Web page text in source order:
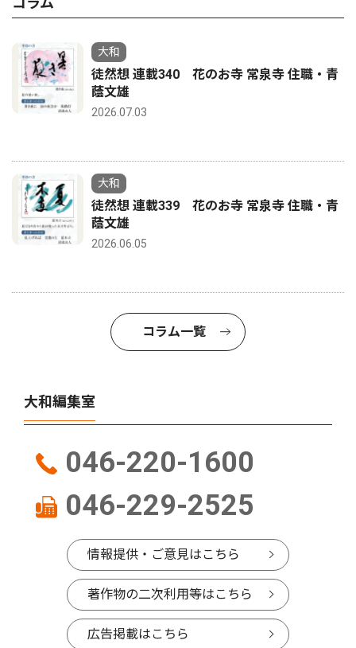
大和
徒然想 連載340 花のお寺 常泉寺 住職・青
蔭文雄
2026.07.03
大和
徒然想 連載339 花のお寺 常泉寺 住職・青
蔭文雄
2026.06.05
コラム一覧
大和編集室
046-220-1600
046-229-2525
情報提供・ご意見はこちら
著作物の二次利用等はこちら
広告掲載はこちら